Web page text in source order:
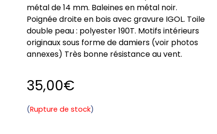
métal de 14 mm. Baleines en métal noir.
Poignée droite en bois avec gravure IGOL. Toile
double peau : polyester 190T. Motifs intérieurs
originaux sous forme de damiers (voir photos
annexes) Très bonne résistance au vent.
35,00€
Rupture de stock